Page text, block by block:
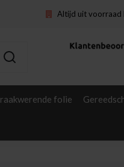
Altijd uit voorraad
folie